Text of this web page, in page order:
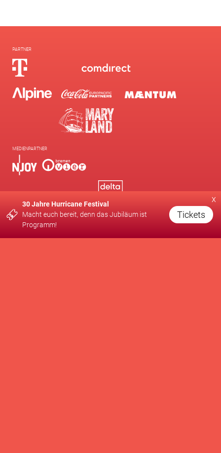
PARTNER
MEDIENPARTNER
x
30 Jahre Hurricane Festival
Macht euch bereit, denn das Jubiläum ist
Programm!
Tickets